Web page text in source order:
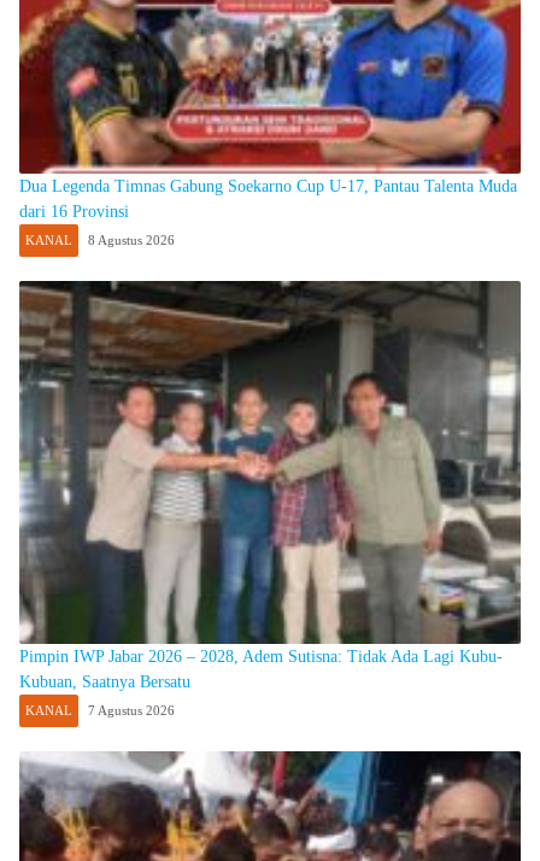
Dua Legenda Timnas Gabung Soekarno Cup U-17, Pantau Talenta Muda
dari 16 Provinsi
KANAL 8 Agustus 2026
Pimpin IWP Jabar 2026 – 2028, Adem Sutisna: Tidak Ada Lagi Kubu-
Kubuan, Saatnya Bersatu
KANAL 7 Agustus 2026